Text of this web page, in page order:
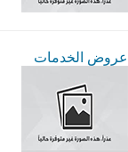
عروض الخدمات